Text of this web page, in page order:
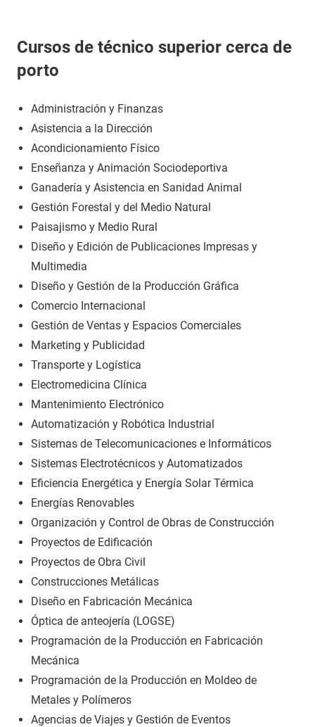
Cursos de técnico superior cerca de
porto
Administración y Finanzas
Asistencia a la Dirección
Acondicionamiento Físico
Enseñanza y Animación Sociodeportiva
Ganadería y Asistencia en Sanidad Animal
Gestión Forestal y del Medio Natural
Paisajismo y Medio Rural
Diseño y Edición de Publicaciones Impresas y
Multimedia
Diseño y Gestión de la Producción Gráfica
Comercio Internacional
Gestión de Ventas y Espacios Comerciales
Marketing y Publicidad
Transporte y Logística
Electromedicina Clínica
Mantenimiento Electrónico
Automatización y Robótica Industrial
Sistemas de Telecomunicaciones e Informáticos
Sistemas Electrotécnicos y Automatizados
Eficiencia Energética y Energía Solar Térmica
Energías Renovables
Organización y Control de Obras de Construcción
Proyectos de Edificación
Proyectos de Obra Civil
Construcciones Metálicas
Diseño en Fabricación Mecánica
Óptica de anteojería (LOGSE)
Programación de la Producción en Fabricación
Mecánica
Programación de la Producción en Moldeo de
Metales y Polímeros
Agencias de Viajes y Gestión de Eventos